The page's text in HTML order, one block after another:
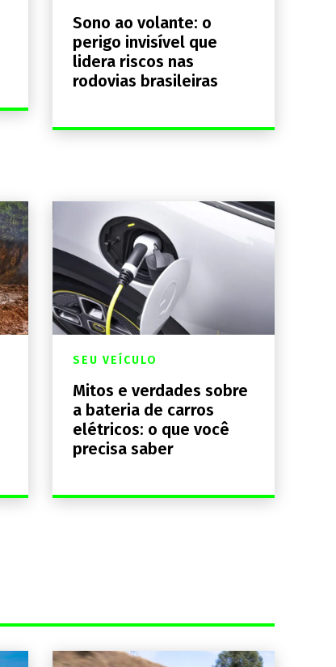
Sono ao volante: o
perigo invisível que
lidera riscos nas
rodovias brasileiras
SEU VEÍCULO
Mitos e verdades sobre
a bateria de carros
elétricos: o que você
precisa saber